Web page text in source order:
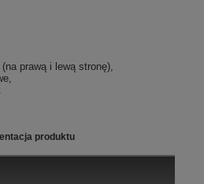
prawą i lewą stronę),
produktu